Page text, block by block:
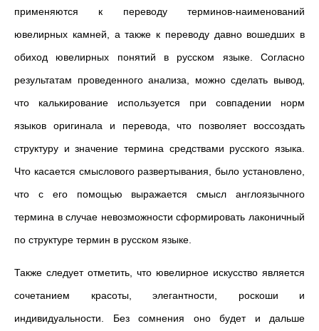
применяются к переводу терминов-наименований
ювелирных камней, а также к переводу давно вошедших в
обиход ювелирных понятий в русском языке. Согласно
результатам проведенного анализа, можно сделать вывод,
что калькирование используется при совпадении норм
языков оригинала и перевода, что позволяет воссоздать
структуру и значение термина средствами русского языка.
Что касается смыслового развертывания, было установлено,
что с его помощью выражается смысл англоязычного
термина в случае невозможности сформировать лаконичный
по структуре термин в русском языке.
Также следует отметить, что ювелирное искусство является
сочетанием красоты, элегантности, роскоши и
индивидуальности. Без сомнения оно будет и дальше